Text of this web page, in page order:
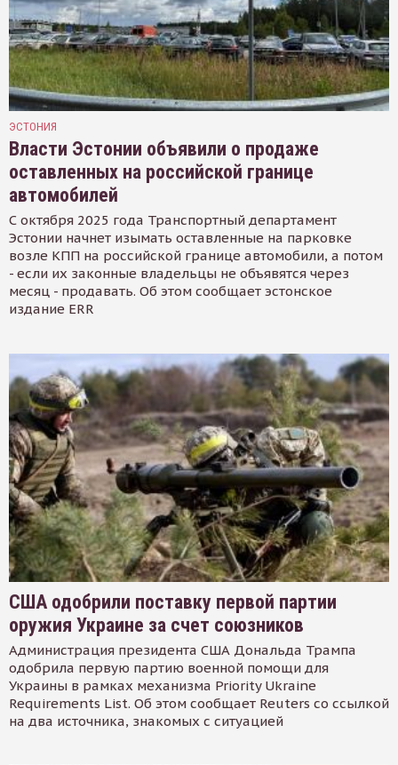
ЭСТОНИЯ
Власти Эстонии объявили о продаже
оставленных на российской границе
автомобилей
С октября 2025 года Транспортный департамент
Эстонии начнет изымать оставленные на парковке
возле КПП на российской границе автомобили, а потом
- если их законные владельцы не объявятся через
месяц - продавать. Об этом сообщает эстонское
издание ERR
США одобрили поставку первой партии
оружия Украине за счет союзников
Администрация президента США Дональда Трампа
одобрила первую партию военной помощи для
Украины в рамках механизма Priority Ukraine
Requirements List. Об этом сообщает Reuters со ссылкой
на два источника, знакомых с ситуацией